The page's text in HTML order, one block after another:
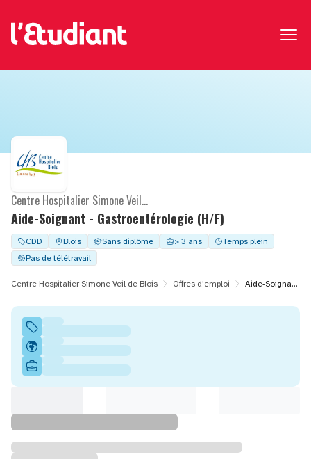
Aide-Soignant - Gastroentérologie (H/F)
Centre Hospitalier Simone Veil de Blois
CDD Blois Sans diplôme > 3 ans
Temps plein
Pas de télétravail
Centre Hospitalier Simone Veil de Blois Offres d'emploi Aide-Soignant - Gastroentérologie (H/F)